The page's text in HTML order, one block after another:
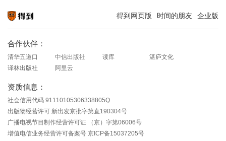
得到网页版 时间的朋友 企业版
合作伙伴：
清华五道口 中信出版社 读库
湛庐文化
译林出版社
阿里云
资质信息：
社会信用代码 91110105306338805Q
出版物经营许可 新出发京批字第直190304号
广播电视节目制作经营许可证 （京）字第06006号
增值电信业务经营许可备案号 京ICP备15037205号